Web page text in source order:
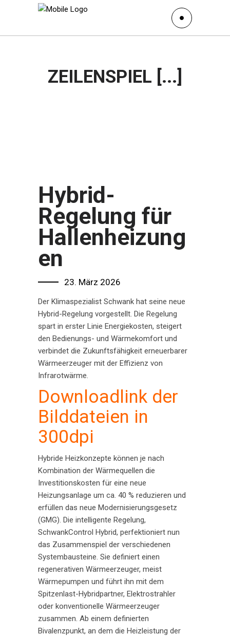
ZEILENSPIEL [...]
Hybrid-
Regelung für
Hallenheizung
en
23. März 2026
Der Klimaspezialist Schwank hat seine neue
Hybrid-Regelung vorgestellt. Die Regelung
spart in erster Linie Energiekosten, steigert
den Bedienungs- und Wärmekomfort und
verbindet die Zukunftsfähigkeit erneuerbarer
Wärmeerzeuger mit der Effizienz von
Infrarotwärme.
Downloadlink der
Bilddateien in
300dpi
Hybride Heizkonzepte können je nach
Kombination der Wärmequellen die
Investitionskosten für eine neue
Heizungsanlage um ca. 40 % reduzieren und
erfüllen das neue Modernisierungsgesetz
(GMG). Die intelligente Regelung,
SchwankControl Hybrid, perfektioniert nun
das Zusammenspiel der verschiedenen
Systembausteine. Sie definiert einen
regenerativen Wärmeerzeuger, meist
Wärmepumpen und führt ihn mit dem
Spitzenlast-Hybridpartner, Elektrostrahler
oder konventionelle Wärmeerzeuger
zusammen. Ab einem definierten
Bivalenzpunkt, an dem die Heizleistung der